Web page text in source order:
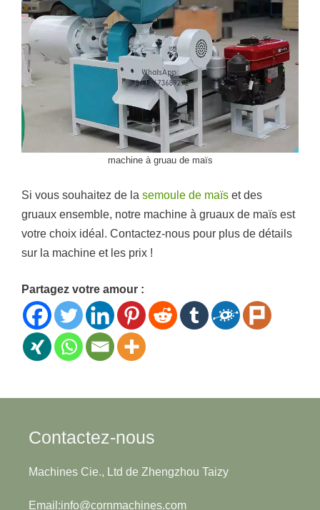
machine à gruau de maïs
Si vous souhaitez de la semoule de maïs et des
gruaux ensemble, notre machine à gruaux de maïs est
votre choix idéal. Contactez-nous pour plus de détails
sur la machine et les prix !
Partagez votre amour :
Contactez-nous
Machines Cie., Ltd de Zhengzhou Taizy
Email:info@cornmachines.com